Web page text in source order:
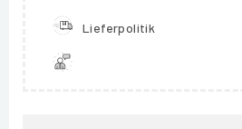
Lieferpolitik